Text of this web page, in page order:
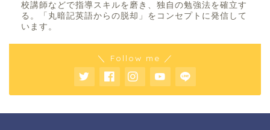
校講師などで指導スキルを磨き、独自の勉強法を確立す
る。「丸暗記英語からの脱却」をコンセプトに発信して
います。
＼ Follow me ／